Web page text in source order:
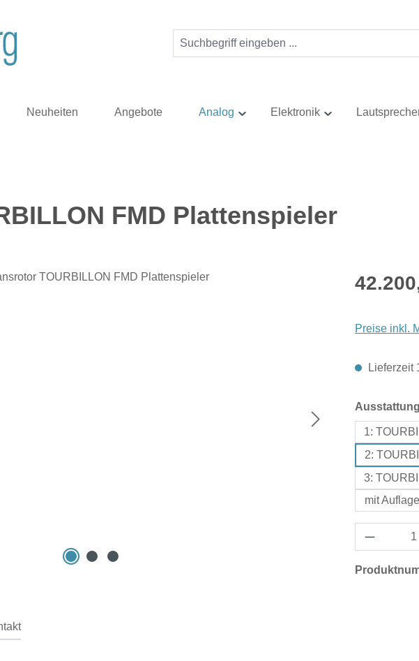
Neuheiten Angebote Analog Elektronik
FMD Plattenspieler
Regulärer
Preise inkl.
Lieferzeit
1:
2:
3:
mit